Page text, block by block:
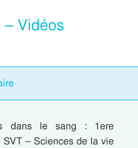
Vidéos
dans le sang : 1ere
– Sciences de la vie